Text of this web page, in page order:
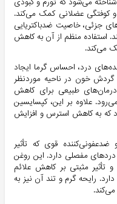
می‌شود که تورم و کبودی
کوفتگی عضلانی کمک می‌کند.
جزئی، خاصیت ضدباکتریایی
استفاده منظم از آن به کاهش
می‌کند.
درد، احساس گرما ایجاد
خون در ناحیه موردنظر
طبیعی برای کاهش
علاوه بر این، کپسایسین
که به کاهش استرس و افزایش
قوی که تأثیر
مفصلی دارد. این روغن
مثبتی بر کاهش علائم
رایحه گرم و تند آن نیز به